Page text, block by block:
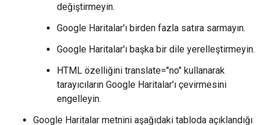
değiştirmeyin.
Google Haritalar'ı birden fazla satıra sarmayın.
Google Haritalar'ı başka bir dile yerelleştirmeyin.
HTML özelliğini translate="no" kullanarak
tarayıcıların Google Haritalar'ı çevirmesini
engelleyin.
Google Haritalar metnini aşağıdaki tabloda açıklandığı